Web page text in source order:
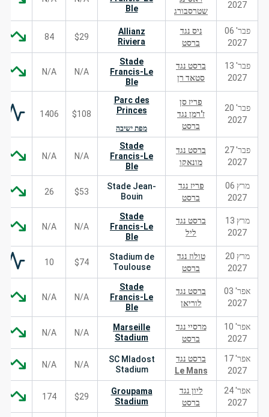
2027
שטרסבורג
Ble
פבר' 06
2027
ניס נגד
ברסט
Allianz
Riviera
$29
84
פבר' 13
2027
ברסט נגד
סטאד רן
Stade
Francis-Le
Ble
N/A
N/A
פבר' 20
2027
פריז סן
ז'רמן נגד
ברסט
Parc des
Princes
מפת ישיבה
$108
1406
פבר' 27
2027
ברסט נגד
מונאקו
Stade
Francis-Le
Ble
N/A
N/A
מרץ 06
2027
פריז נגד
ברסט
Stade Jean-
Bouin
$53
26
מרץ 13
2027
ברסט נגד
ליל
Stade
Francis-Le
Ble
N/A
N/A
מרץ 20
2027
טולוז נגד
ברסט
Stadium de
Toulouse
$74
10
אפר' 03
2027
ברסט נגד
לוריאן
Stade
Francis-Le
Ble
N/A
N/A
אפר' 10
2027
מרסיי נגד
ברסט
Marseille
Stadium
N/A
N/A
אפר' 17
2027
ברסט נגד
Le Mans
SC Mladost
Stadium
N/A
N/A
אפר' 24
2027
ליון נגד
ברסט
Groupama
Stadium
$29
174